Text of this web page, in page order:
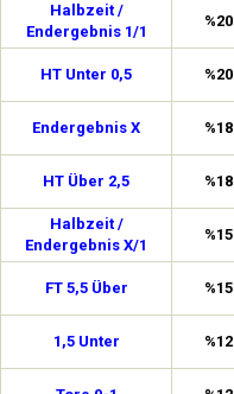
Halbzeit /
Endergebnis 1/1
%20
HT Unter 0,5 %20
Endergebnis X %18
HT Über 2,5 %18
Halbzeit /
Endergebnis X/1
%15
FT 5,5 Über %15
1,5 Unter %12